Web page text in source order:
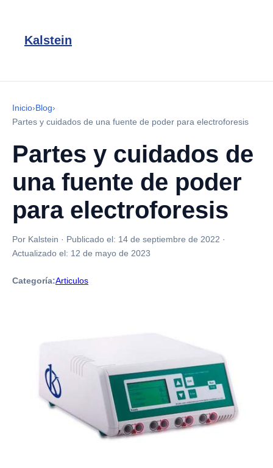
Kalstein
Inicio›Blog›
Partes y cuidados de una fuente de poder para electroforesis
Partes y cuidados de
una fuente de poder
para electroforesis
Por Kalstein · Publicado el: 14 de septiembre de 2022 ·
Actualizado el: 12 de mayo de 2023
Categoría:Articulos